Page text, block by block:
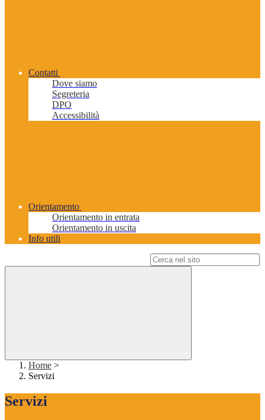
Contatti
Dove siamo
Segreteria
DPO
Accessibilità
Orientamento
Orientamento in entrata
Orientamento in uscita
Info utili
Home >
Servizi
Servizi